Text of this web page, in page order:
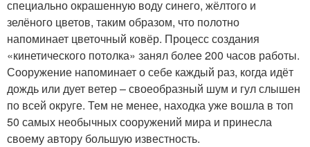
специально окрашенную воду синего, жёлтого и
зелёного цветов, таким образом, что полотно
напоминает цветочный ковёр. Процесс создания
«кинетического потолка» занял более 200 часов работы.
Сооружение напоминает о себе каждый раз, когда идёт
дождь или дует ветер – своеобразный шум и гул слышен
по всей округе. Тем не менее, находка уже вошла в топ
50 самых необычных сооружений мира и принесла
своему автору большую известность.